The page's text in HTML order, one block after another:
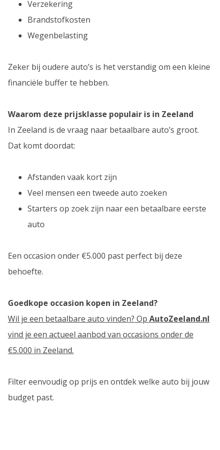
Verzekering
Brandstofkosten
Wegenbelasting
Zeker bij oudere auto’s is het verstandig om een kleine
financiële buffer te hebben.
Waarom deze prijsklasse populair is in Zeeland
In Zeeland is de vraag naar betaalbare auto’s groot.
Dat komt doordat:
Afstanden vaak kort zijn
Veel mensen een tweede auto zoeken
Starters op zoek zijn naar een betaalbare eerste
auto
Een occasion onder €5.000 past perfect bij deze
behoefte.
Goedkope occasion kopen in Zeeland?
Wil je een betaalbare auto vinden? Op AutoZeeland.nl
vind je een actueel aanbod van occasions onder de
€5.000 in Zeeland.
Filter eenvoudig op prijs en ontdek welke auto bij jouw
budget past.